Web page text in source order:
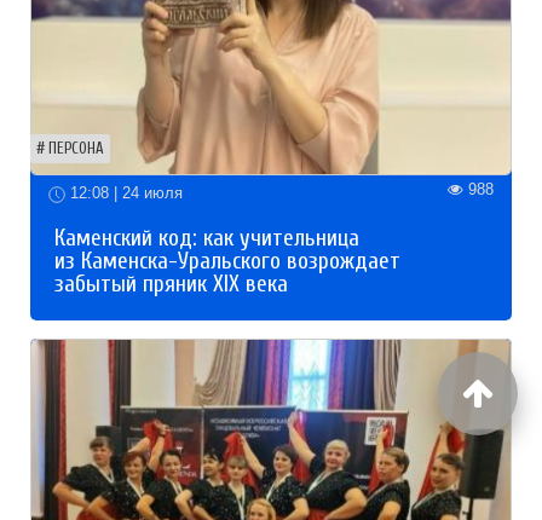
ПЕРСОНА
12:08 | 24 июля 988
Каменский код: как учительница
из Каменска-Уральского возрождает
забытый пряник XIX века